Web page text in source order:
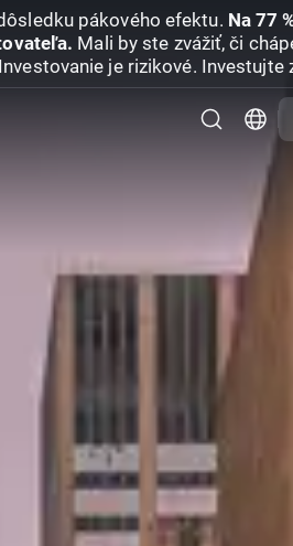
pákového efektu. Na 77
Mali by ste zvážiť, či
Investovanie je rizikové. Investujte